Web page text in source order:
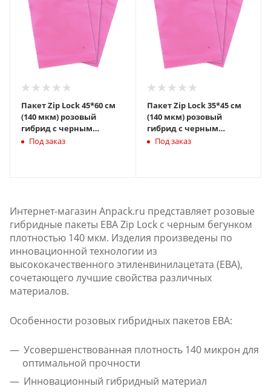
Пакет Zip Lock 45*60 см
(140 мкм) розовый
гибрид с черным
бегунком слайдер
Под заказ
Пакет Zip Lock 35*45 см
(140 мкм) розовый
гибрид с черным
бегунком слайдер
Под заказ
Интернет-магазин Anpack.ru представляет розовые
гибридные пакеты ЕВА Zip Lock с черным бегунком
плотностью 140 мкм. Изделия произведены по
инновационной технологии из
высококачественного этиленвинилацетата (ЕВА),
сочетающего лучшие свойства различных
материалов.
Особенности розовых гибридных пакетов ЕВА:
Усовершенствованная плотность 140 микрон для
оптимальной прочности
Инновационный гибридный материал